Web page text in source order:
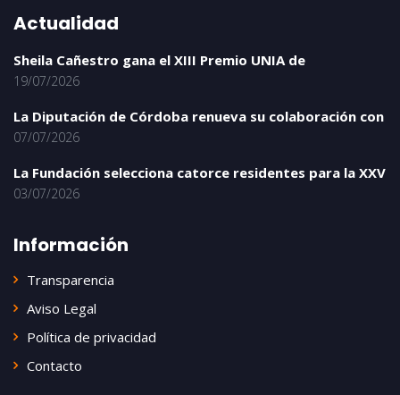
Actualidad
Sheila Cañestro gana el XIII Premio UNIA de
19/07/2026
La Diputación de Córdoba renueva su colaboración con
07/07/2026
La Fundación selecciona catorce residentes para la XXV
03/07/2026
Información
Transparencia
Aviso Legal
Política de privacidad
Contacto